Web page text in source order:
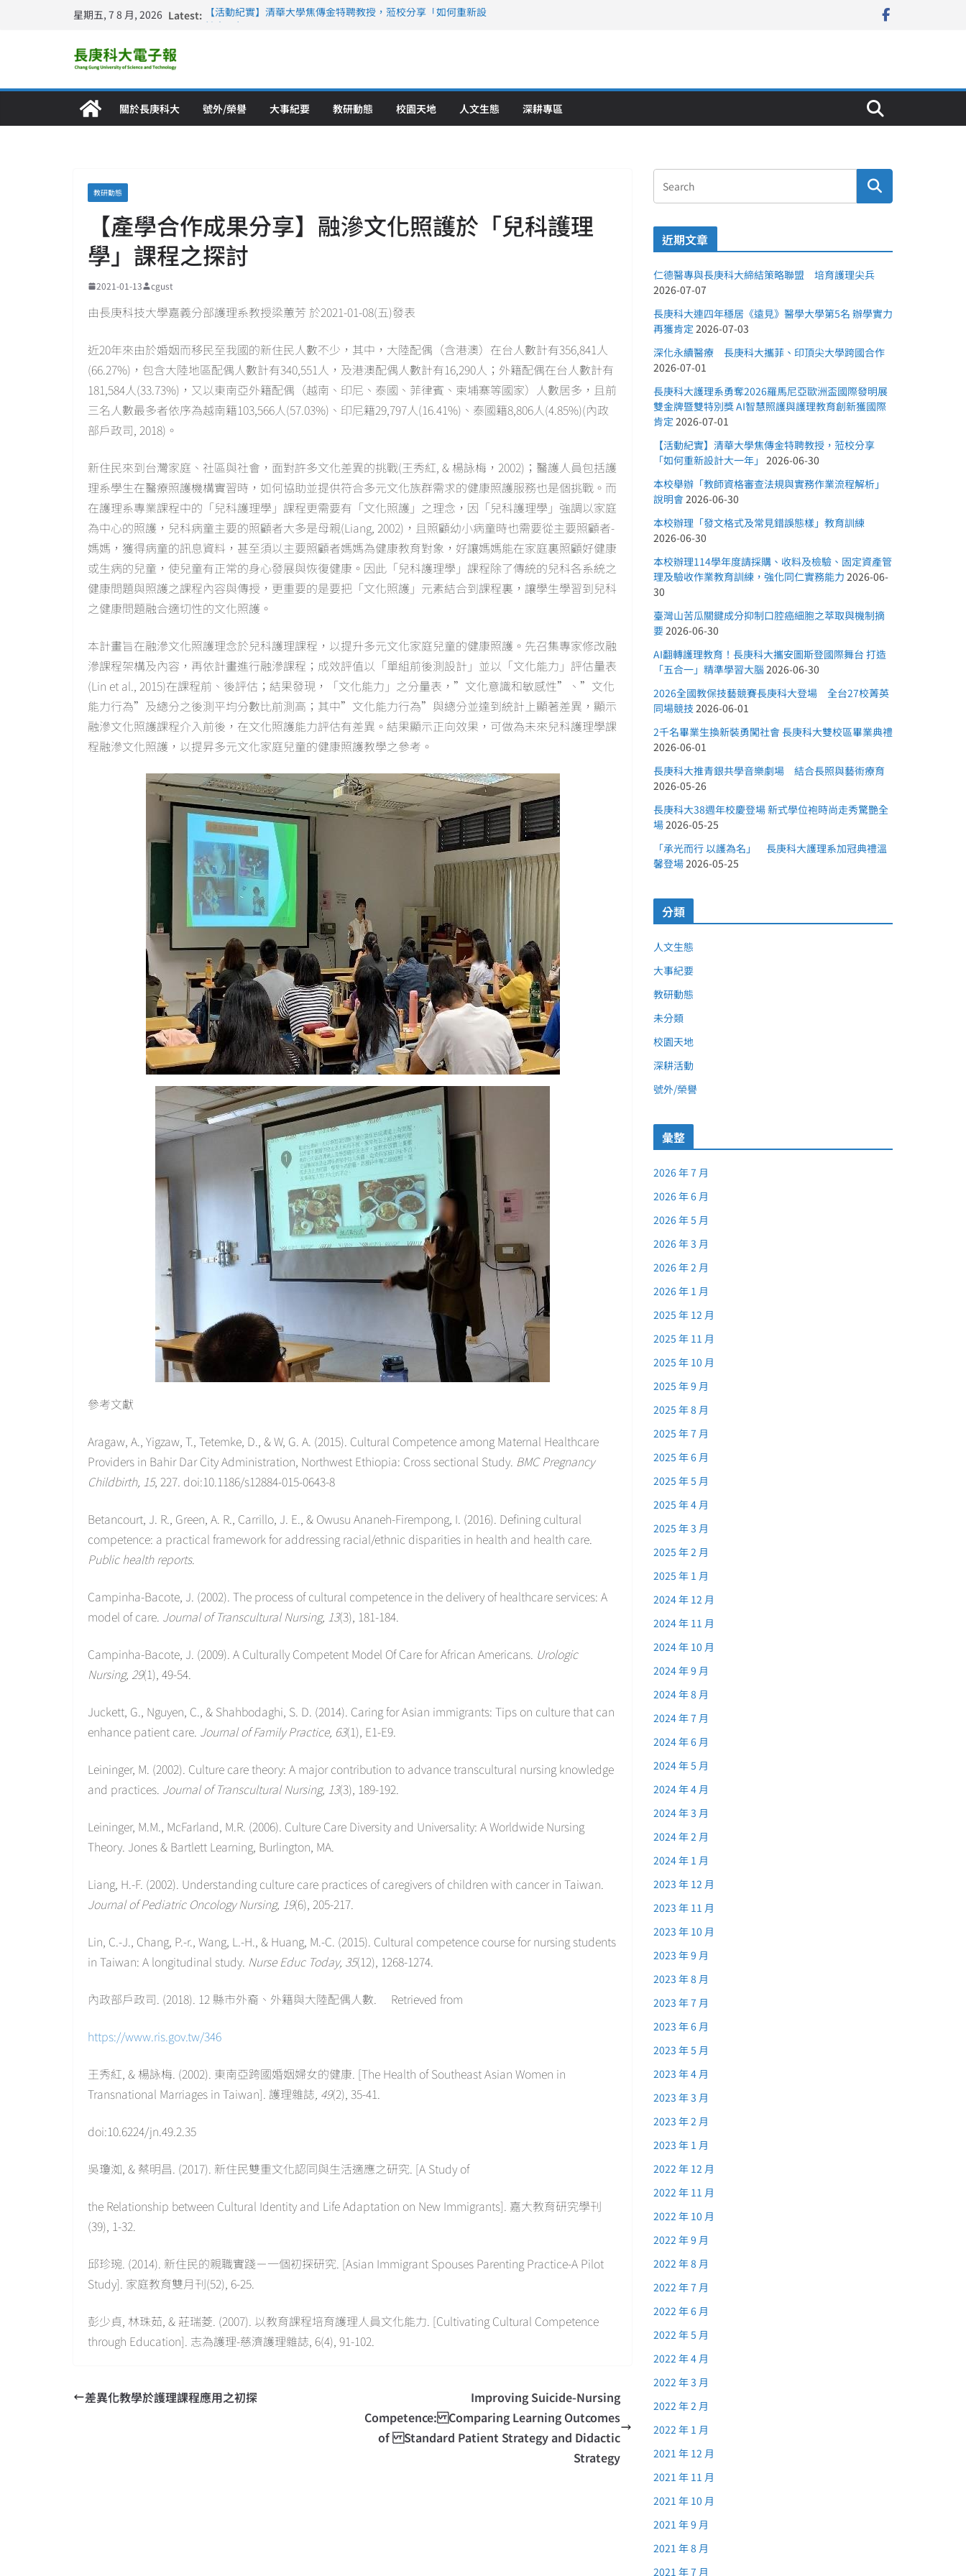
星期五, 7 8 月, 2026 Latest:
【活動紀實】清華大學焦傳金特聘教授，蒞校分享「如何重新設
長庚科大護理系勇奪2026羅馬尼亞歐洲盃國際發明展雙金牌暨雙
特別獎 AI智慧照護與護理教育創新獲國際肯定
關於長庚科大 號外/榮譽 大事紀要 教研動態 校園天地 人文生態 深耕專區
教研動態
【產學合作成果分享】融滲文化照護於「兒科護理
學」課程之探討
2021-01-13 cgust
由長庚科技大學嘉義分部護理系教授梁蕙芳 於2021-01-08(五)發表
近20年來由於婚姻而移民至我國的新住民人數不少，其中，大陸配偶（含港澳）在台人數計有356,841人
(66.27%)，包含大陸地區配偶人數計有340,551人，及港澳配偶人數計有16,290人；外籍配偶在台人數計有
181,584人(33.73%)，又以東南亞外籍配偶（越南、印尼、泰國、菲律賓、柬埔寨等國家）人數居多，且前
三名人數最多者依序為越南籍103,566人(57.03%)、印尼籍29,797人(16.41%)、泰國籍8,806人(4.85%)(內政
部戶政司, 2018)。
新住民來到台灣家庭、社區與社會，面對許多文化差異的挑戰(王秀紅, & 楊詠梅，2002)；醫護人員包括護
理系學生在醫療照護機構實習時，如何協助並提供符合多元文化族群需求的健康照護服務也是個挑戰。而
在護理系專業課程中的「兒科護理學」課程更需要有「文化照護」之理念，因「兒科護理學」強調以家庭
為中心的照護，兒科病童主要的照顧者大多是母親(Liang, 2002)，且照顧幼小病童時也需要從主要照顧者-
媽媽，獲得病童的訊息資料，甚至須以主要照顧者媽媽為健康教育對象，好讓媽媽能在家庭裏照顧好健康
或生病的兒童，使兒童有正常的身心發展與恢復健康。因此「兒科護理學」課程除了傳統的兒科各系統之
健康問題與照護之課程內容與傳授，更重要的是要把「文化照護」元素結合到課程裏，讓學生學習到兒科
之健康問題融合適切性的文化照護。
本計畫旨在融滲文化照護理念於兒科護理課程，以提升多元文化家庭兒童的健康照護。先召集專家修改融
滲課程架構及內容，再依計畫進行融滲課程；成效評值以「單組前後測設計」並以「文化能力」評估量表
(Lin et al., 2015)在課程前、後評估；結果發現，「文化能力」之分量表，”文化意識和敏感性”、”文化
能力行為”及總分之後測平均分數比前測高；其中”文化能力行為”與總分並達到統計上顯著差異，顯示
融滲文化照護課程介入前後，在文化照護能力評估有差異。結果顯示正向效果，可做為未來兒科護理學課
程融滲文化照護，以提昇多元文化家庭兒童的健康照護教學之參考。
參考文獻
Aragaw, A., Yigzaw, T., Tetemke, D., & W, G. A. (2015). Cultural Competence among Maternal Healthcare
Providers in Bahir Dar City Administration, Northwest Ethiopia: Cross sectional Study. BMC Pregnancy
Childbirth, 15, 227. doi:10.1186/s12884-015-0643-8
Betancourt, J. R., Green, A. R., Carrillo, J. E., & Owusu Ananeh-Firempong, I. (2016). Defining cultural
competence: a practical framework for addressing racial/ethnic disparities in health and health care.
Public health reports.
Campinha-Bacote, J. (2002). The process of cultural competence in the delivery of healthcare services: A
model of care. Journal of Transcultural Nursing, 13(3), 181-184.
Campinha-Bacote, J. (2009). A Culturally Competent Model Of Care for African Americans. Urologic
Nursing, 29(1), 49-54.
Juckett, G., Nguyen, C., & Shahbodaghi, S. D. (2014). Caring for Asian immigrants: Tips on culture that can
enhance patient care. Journal of Family Practice, 63(1), E1-E9.
Leininger, M. (2002). Culture care theory: A major contribution to advance transcultural nursing knowledge
and practices. Journal of Transcultural Nursing, 13(3), 189-192.
Leininger, M.M., McFarland, M.R. (2006). Culture Care Diversity and Universality: A Worldwide Nursing
Theory. Jones & Bartlett Learning, Burlington, MA.
Liang, H.-F. (2002). Understanding culture care practices of caregivers of children with cancer in Taiwan.
Journal of Pediatric Oncology Nursing, 19(6), 205-217.
Lin, C.-J., Chang, P.-r., Wang, L.-H., & Huang, M.-C. (2015). Cultural competence course for nursing students
in Taiwan: A longitudinal study. Nurse Educ Today, 35(12), 1268-1274.
內政部戶政司. (2018). 12 縣市外裔、外籍與大陸配偶人數. Retrieved from
https://www.ris.gov.tw/346
王秀紅, & 楊詠梅. (2002). 東南亞跨國婚姻婦女的健康. [The Health of Southeast Asian Women in
Transnational Marriages in Taiwan]. 護理雜誌, 49(2), 35-41.
doi:10.6224/jn.49.2.35
吳瓊洳, & 蔡明昌. (2017). 新住民雙重文化認同與生活適應之研究. [A Study of
the Relationship between Cultural Identity and Life Adaptation on New Immigrants]. 嘉大教育研究學刊
(39), 1-32.
邱珍琬. (2014). 新住民的親職實踐－一個初探研究. [Asian Immigrant Spouses Parenting Practice-A Pilot
Study]. 家庭教育雙月刊(52), 6-25.
彭少貞, 林珠茹, & 莊瑞菱. (2007). 以教育課程培育護理人員文化能力. [Cultivating Cultural Competence
through Education]. 志為護理-慈濟護理雜誌, 6(4), 91-102.
差異化教學於護理課程應用之初探
Improving Suicide-Nursing
Competence: Comparing Learning Outcomes
of Standard Patient Strategy and Didactic
Strategy
近期文章
仁德醫專與長庚科大締結策略聯盟 培育護理尖兵
2026-07-07
長庚科大連四年穩居《遠見》醫學大學第5名 辦學實力
再獲肯定 2026-07-03
深化永續醫療 長庚科大攜菲、印頂尖大學跨國合作
2026-07-01
長庚科大護理系勇奪2026羅馬尼亞歐洲盃國際發明展
雙金牌暨雙特別獎 AI智慧照護與護理教育創新獲國際
肯定 2026-07-01
【活動紀實】清華大學焦傳金特聘教授，蒞校分享
「如何重新設計大一年」 2026-06-30
本校舉辦「教師資格審查法規與實務作業流程解析」
說明會2026-06-30
本校辦理「發文格式及常見錯誤態樣」教育訓練
2026-06-30
本校辦理114學年度請採購、收料及檢驗、固定資產管
理及驗收作業教育訓練，強化同仁實務能力 2026-06-
30
臺灣山苦瓜關鍵成分抑制口腔癌細胞之萃取與機制摘
要2026-06-30
AI翻轉護理教育！長庚科大攜安圖斯登國際舞台 打造
「五合一」精準學習大腦 2026-06-30
2026全國教保技藝競賽長庚科大登場 全台27校菁英
同場競技 2026-06-01
2千名畢業生換新裝勇闖社會 長庚科大雙校區畢業典禮
2026-06-01
長庚科大推青銀共學音樂劇場 結合長照與藝術療育
2026-05-26
長庚科大38週年校慶登場 新式學位袍時尚走秀驚艷全
場2026-05-25
「承光而行 以護為名」 長庚科大護理系加冠典禮溫
馨登場2026-05-25
分類
人文生態
大事紀要
教研動態
未分類
校園天地
深耕活動
號外/榮譽
彙整
2026 年 7 月
2026 年 6 月
2026 年 5 月
2026 年 3 月
2026 年 2 月
2026 年 1 月
2025 年 12 月
2025 年 11 月
2025 年 10 月
2025 年 9 月
2025 年 8 月
2025 年 7 月
2025 年 6 月
2025 年 5 月
2025 年 4 月
2025 年 3 月
2025 年 2 月
2025 年 1 月
2024 年 12 月
2024 年 11 月
2024 年 10 月
2024 年 9 月
2024 年 8 月
2024 年 7 月
2024 年 6 月
2024 年 5 月
2024 年 4 月
2024 年 3 月
2024 年 2 月
2024 年 1 月
2023 年 12 月
2023 年 11 月
2023 年 10 月
2023 年 9 月
2023 年 8 月
2023 年 7 月
2023 年 6 月
2023 年 5 月
2023 年 4 月
2023 年 3 月
2023 年 2 月
2023 年 1 月
2022 年 12 月
2022 年 11 月
2022 年 10 月
2022 年 9 月
2022 年 8 月
2022 年 7 月
2022 年 6 月
2022 年 5 月
2022 年 4 月
2022 年 3 月
2022 年 2 月
2022 年 1 月
2021 年 12 月
2021 年 11 月
2021 年 10 月
2021 年 9 月
2021 年 8 月
2021 年 7 月